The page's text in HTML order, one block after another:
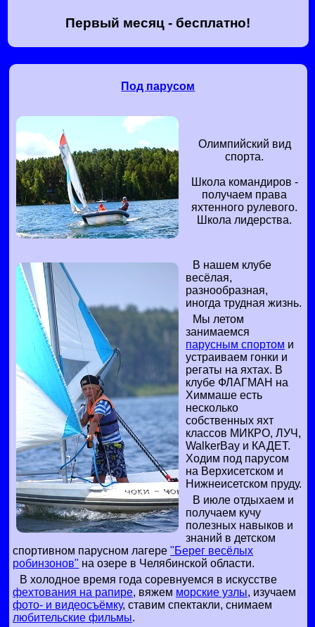
Первый месяц - бесплатно!
Под парусом
Олимпийский вид
спорта.
Школа командиров -
получаем права
яхтенного рулевого.
Школа лидерства.
В нашем клубе
весёлая,
разнообразная,
иногда трудная жизнь.
Мы летом
занимаемся
парусным спортом и
устраиваем гонки и
регаты на яхтах. В
клубе ФЛАГМАН на
Химмаше есть
несколько
собственных яхт
классов МИКРО, ЛУЧ,
WalkerBay и КАДЕТ.
Ходим под парусом
на Верхисетском и
Нижнеисетском пруду.
В июле отдыхаем и
получаем кучу
полезных навыков и
знаний в детском
спортивном парусном лагере"Берег весёлых
робинзонов" на озере в Челябинской области.
В холодное время года соревнуемся в искусстве
фехтования на рапире, вяжем морские узлы, изучаем
фото- и видеосъёмку, ставим спектакли, снимаем
любительские фильмы.